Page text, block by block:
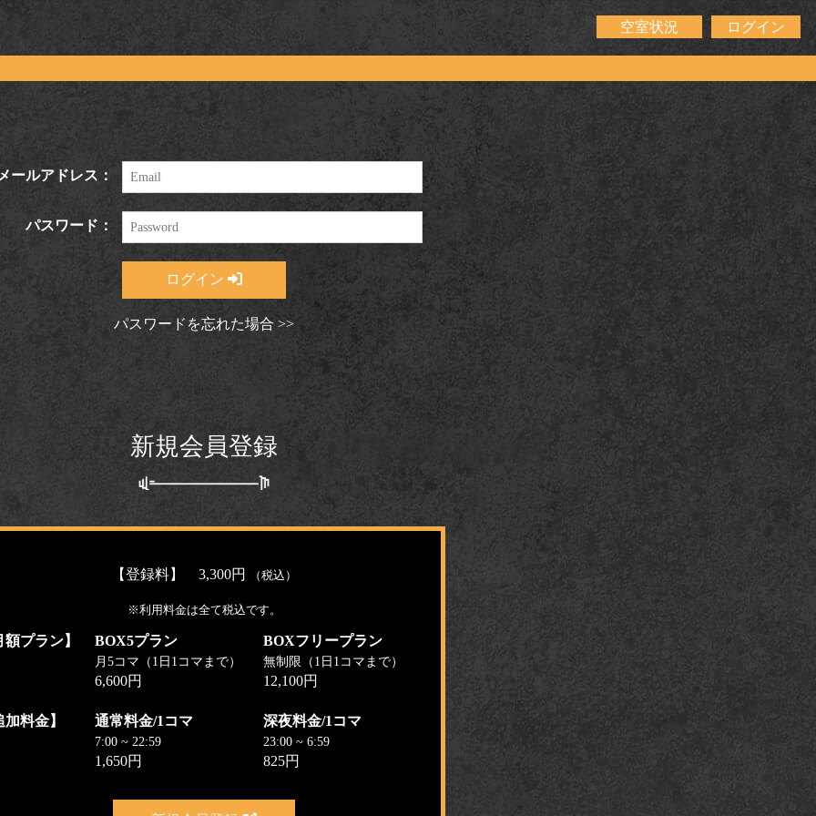
空室状況 ログイン
ールアドレス：
パスワード：
ログイン
パスワードを忘れた場合 >>
新規会員登録
【登録料】 3,300円 （税込）
※利用料金は全て税込です。
額プラン】 BOX5プラン BOXフリープラン
月5コマ（1日1コマまで） 無制限（1日1コマまで）
6,600円 12,100円
加料金】 通常料金/1コマ 深夜料金/1コマ
7:00 ~ 22:59 23:00 ~ 6:59
1,650円 825円